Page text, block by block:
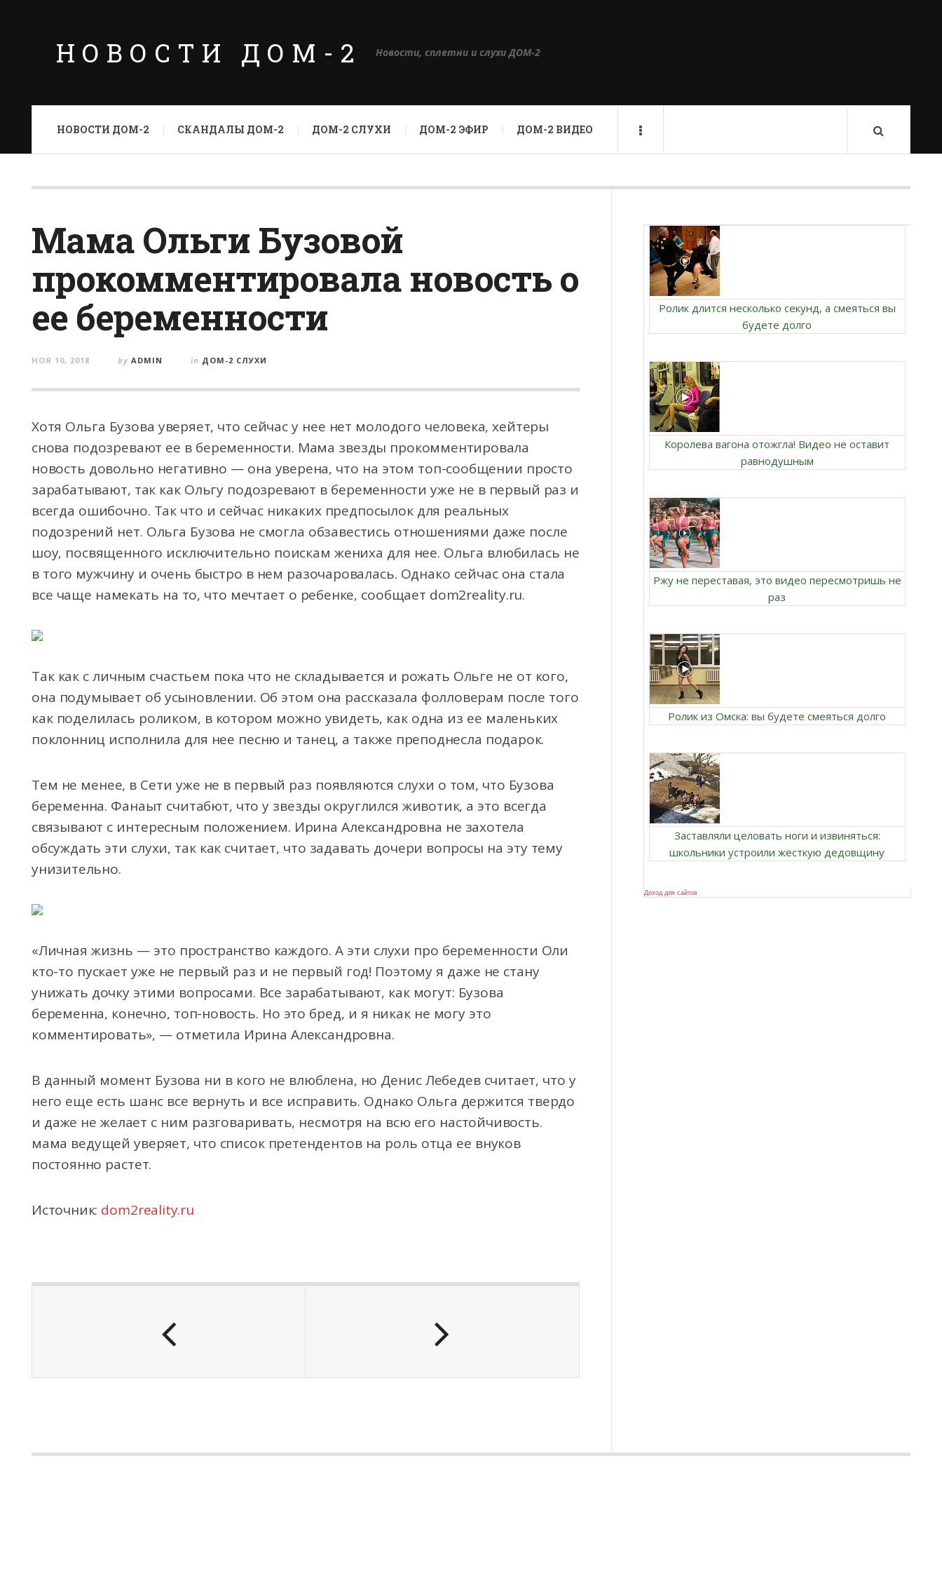
НОВОСТИ ДОМ-2 Новости, сплетни и слухи ДОМ-2
НОВОСТИ ДОМ-2 СКАНДАЛЫ ДОМ-2 ДОМ-2 СЛУХИ ДОМ-2 ЭФИР ДОМ-2 ВИДЕО
Мама Ольги Бузовой
прокомментировала новость о
ее беременности
НОЯ 10, 2018 by ADMIN in ДОМ-2 СЛУХИ
Хотя Ольга Бузова уверяет, что сейчас у нее нет молодого человека, хейтеры
снова подозревают ее в беременности. Мама звезды прокомментировала
новость довольно негативно — она уверена, что на этом топ-сообщении просто
зарабатывают, так как Ольгу подозревают в беременности уже не в первый раз и
всегда ошибочно. Так что и сейчас никаких предпосылок для реальных
подозрений нет. Ольга Бузова не смогла обзавестись отношениями даже после
шоу, посвященного исключительно поискам жениха для нее. Ольга влюбилась не
в того мужчину и очень быстро в нем разочаровалась. Однако сейчас она стала
все чаще намекать на то, что мечтает о ребенке, сообщает dom2reality.ru.
Так как с личным счастьем пока что не складывается и рожать Ольге не от кого,
она подумывает об усыновлении. Об этом она рассказала фолловерам после того
как поделилась роликом, в котором можно увидеть, как одна из ее маленьких
поклонниц исполнила для нее песню и танец, а также преподнесла подарок.
Тем не менее, в Сети уже не в первый раз появляются слухи о том, что Бузова
беременна. Фанаыт считабют, что у звезды округлился животик, а это всегда
связывают с интересным положением. Ирина Александровна не захотела
обсуждать эти слухи, так как считает, что задавать дочери вопросы на эту тему
унизительно.
«Личная жизнь — это пространство каждого. А эти слухи про беременности Оли
кто-то пускает уже не первый раз и не первый год! Поэтому я даже не стану
унижать дочку этими вопросами. Все зарабатывают, как могут: Бузова
беременна, конечно, топ-новость. Но это бред, и я никак не могу это
комментировать», — отметила Ирина Александровна.
В данный момент Бузова ни в кого не влюблена, но Денис Лебедев считает, что у
него еще есть шанс все вернуть и все исправить. Однако Ольга держится твердо
и даже не желает с ним разговаривать, несмотря на всю его настойчивость.
мама ведущей уверяет, что список претендентов на роль отца ее внуков
постоянно растет.
Источник: dom2reality.ru
Ролик длится несколько секунд, а смеяться вы
будете долго
Королева вагона отожгла! Видео не оставит
равнодушным
Ржу не переставая, это видео пересмотришь не
раз
Ролик из Омска: вы будете смеяться долго
Заставляли целовать ноги и извиняться:
школьники устроили жесткую дедовщину
Доход для сайтов